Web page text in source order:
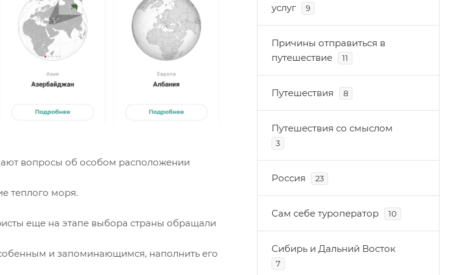
вопросы об особом расположении
теплого моря.
еще на этапе выбора страны обращали
и запоминающимся, наполнить его
услуг
9
Причины отправиться в
путешествие
11
Путешествия 8
Путешествия со смыслом
3
Россия 23
Сам себе туроператор 10
Сибирь и Дальний Восток
7